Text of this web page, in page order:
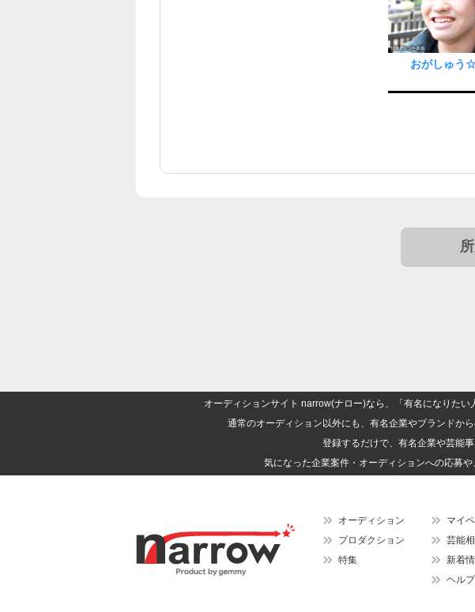
おがしゅう
オーディションサイト narrow(ナロー)なら、「有名になりた
通常のオーディション以外にも、有名企業やブランドか
登録するだけで、有名企業や芸能
気になった企業案件・オーディションへの応募
オーディション
プロダクション
特集
マイ
芸能
新着
ヘルプ